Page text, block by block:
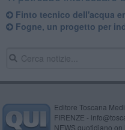
Finto tecnico dell'acqua
Fogne, un progetto per
Editore Toscana
FIRENZE -
NEWS quotidiano